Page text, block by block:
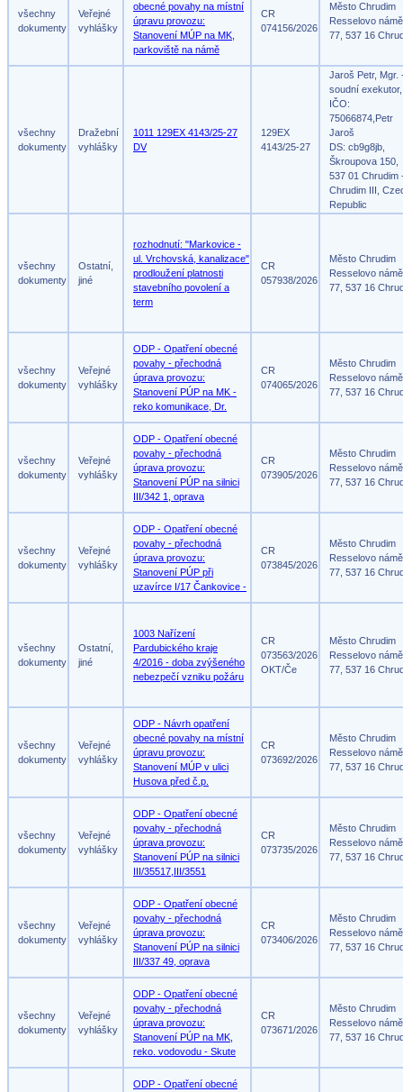
všechny
dokumenty
Veřejné
vyhlášky
obecné povahy na místní
úpravu provozu:
Stanovení MÚP na MK,
parkoviště na námě
CR
074156/2026
Město Chrudim
Resselovo
77, 537 16
všechny
dokumenty
Dražební
vyhlášky
1011 129EX 4143/25-27
DV
129EX
4143/25-27
Jaroš Petr, Mgr.
soudní exekutor,
IČO:
75066874,Petr
Jaroš
DS: cb9g8jb,
Škroupova 150,
537 01 Chrudim
Chrudim III,
Republic
všechny
dokumenty
Ostatní,
jiné
rozhodnutí: "Markovice -
ul. Vrchovská, kanalizace"
prodloužení platnosti
stavebního povolení a
term
CR
057938/2026
Město Chrudim
Resselovo
77, 537 16
všechny
dokumenty
Veřejné
vyhlášky
ODP - Opatření obecné
povahy - přechodná
úprava provozu:
Stanovení PÚP na MK -
reko komunikace, Dr.
CR
074065/2026
Město Chrudim
Resselovo
77, 537 16
všechny
dokumenty
Veřejné
vyhlášky
ODP - Opatření obecné
povahy - přechodná
úprava provozu:
Stanovení PÚP na silnici
III/342 1, oprava
CR
073905/2026
Město Chrudim
Resselovo
77, 537 16
všechny
dokumenty
Veřejné
vyhlášky
ODP - Opatření obecné
povahy - přechodná
úprava provozu:
Stanovení PÚP při
uzavírce I/17 Čankovice -
CR
073845/2026
Město Chrudim
Resselovo
77, 537 16
všechny
dokumenty
Ostatní,
jiné
1003 Nařízení
Pardubického kraje
4/2016 - doba zvýšeného
nebezpečí vzniku požáru
CR
073563/2026
OKT/Če
Město Chrudim
Resselovo
77, 537 16
všechny
dokumenty
Veřejné
vyhlášky
ODP - Návrh opatření
obecné povahy na místní
úpravu provozu:
Stanovení MÚP v ulici
Husova před č.p.
CR
073692/2026
Město Chrudim
Resselovo
77, 537 16
všechny
dokumenty
Veřejné
vyhlášky
ODP - Opatření obecné
povahy - přechodná
úprava provozu:
Stanovení PÚP na silnici
III/35517,III/3551
CR
073735/2026
Město Chrudim
Resselovo
77, 537 16
všechny
dokumenty
Veřejné
vyhlášky
ODP - Opatření obecné
povahy - přechodná
úprava provozu:
Stanovení PÚP na silnici
III/337 49, oprava
CR
073406/2026
Město Chrudim
Resselovo
77, 537 16
všechny
dokumenty
Veřejné
vyhlášky
ODP - Opatření obecné
povahy - přechodná
úprava provozu:
Stanovení PÚP na MK,
reko. vodovodu - Skute
CR
073671/2026
Město Chrudim
Resselovo
77, 537 16
ODP - Opatření obecné